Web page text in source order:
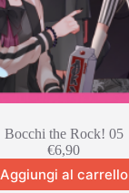
Bocchi the Rock! 05
€6,90
Aggiungi al carrello